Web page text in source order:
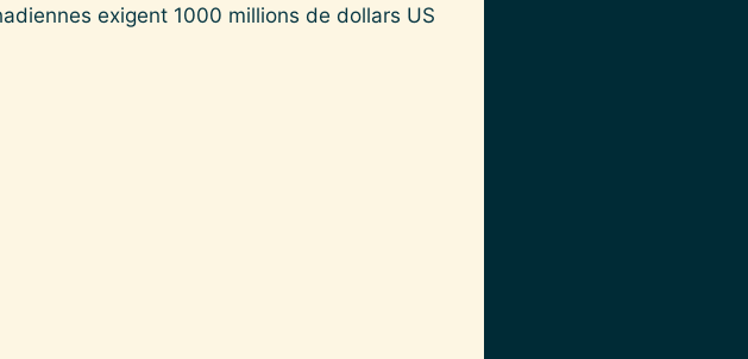
exigent 1000 millions de dollars US